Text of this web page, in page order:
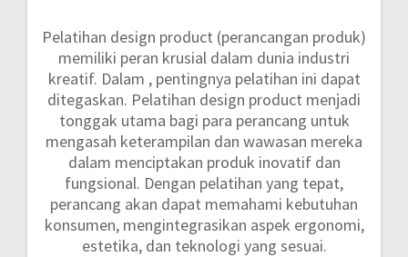
Pelatihan design product (perancangan produk)
memiliki peran krusial dalam dunia industri
kreatif. Dalam , pentingnya pelatihan ini dapat
ditegaskan. Pelatihan design product menjadi
tonggak utama bagi para perancang untuk
mengasah keterampilan dan wawasan mereka
dalam menciptakan produk inovatif dan
fungsional. Dengan pelatihan yang tepat,
perancang akan dapat memahami kebutuhan
konsumen, mengintegrasikan aspek ergonomi,
estetika, dan teknologi yang sesuai.